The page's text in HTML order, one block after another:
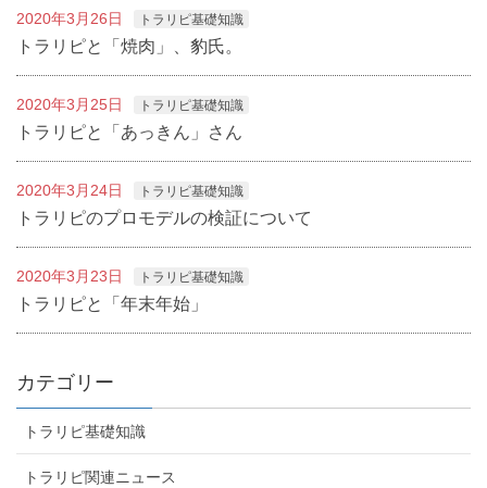
2020年3月26日 トラリピ基礎知識
トラリピと「焼肉」、豹氏。
2020年3月25日 トラリピ基礎知識
トラリピと「あっきん」さん
2020年3月24日 トラリピ基礎知識
トラリピのプロモデルの検証について
2020年3月23日 トラリピ基礎知識
トラリピと「年末年始」
カテゴリー
トラリピ基礎知識
トラリピ関連ニュース